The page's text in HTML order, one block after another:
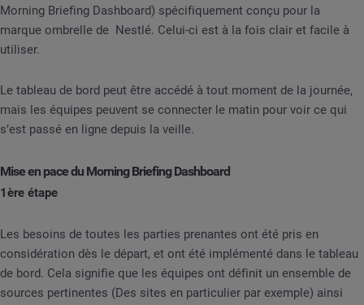
Morning Briefing Dashboard) spécifiquement conçu pour la
marque ombrelle de Nestlé. Celui-ci est à la fois clair et facile à
utiliser.
Le tableau de bord peut être accédé à tout moment de la journée,
mais les équipes peuvent se connecter le matin pour voir ce qui
s’est passé en ligne depuis la veille.
Mise en pace du Morning Briefing Dashboard
1ère étape
Les besoins de toutes les parties prenantes ont été pris en
considération dès le départ, et ont été implémenté dans le tableau
de bord. Cela signifie que les équipes ont définit un ensemble de
sources pertinentes (Des sites en particulier par exemple) ainsi